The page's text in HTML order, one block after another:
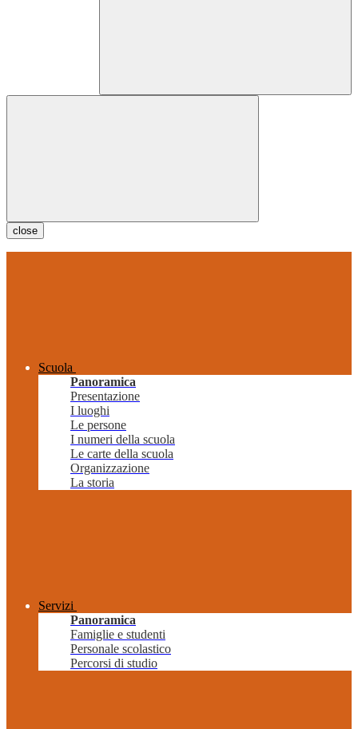
close
Scuola
Panoramica
Presentazione
I luoghi
Le persone
I numeri della scuola
Le carte della scuola
Organizzazione
La storia
Servizi
Panoramica
Famiglie e studenti
Personale scolastico
Percorsi di studio